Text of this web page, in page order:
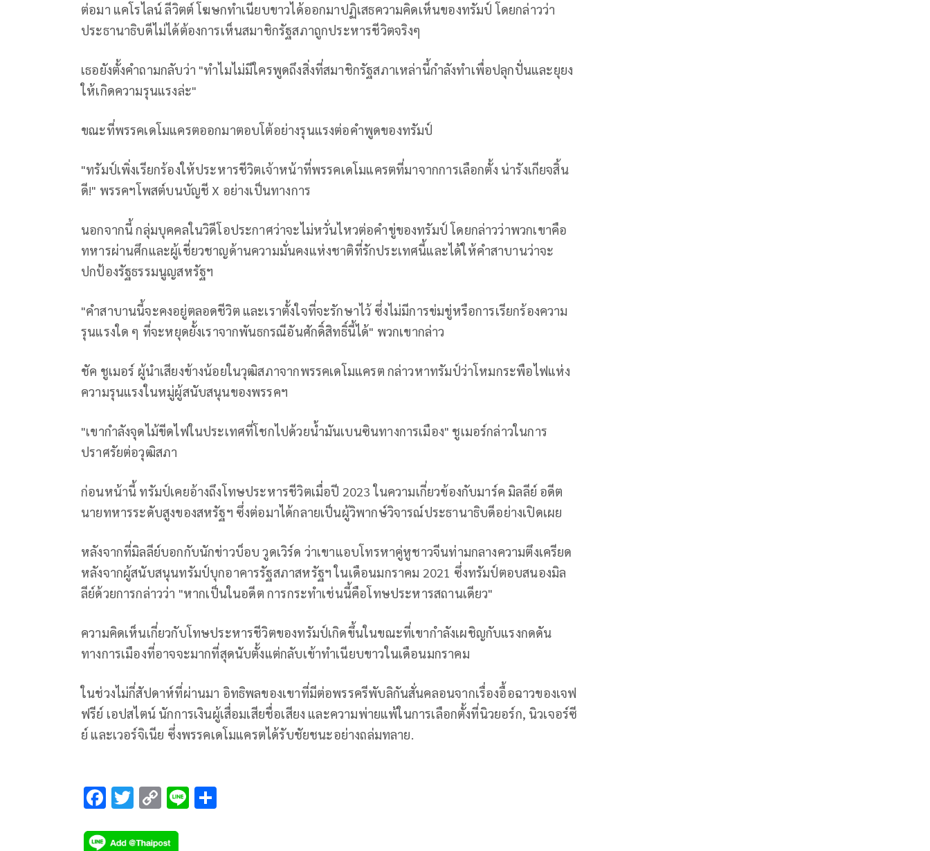
ต่อมา แคโรไลน์ ลีวิตต์ โฆษกทำเนียบขาวได้ออกมาปฏิเสธความคิดเห็นของทรัมป์ โดยกล่าวว่า
ประธานาธิบดีไม่ได้ต้องการเห็นสมาชิกรัฐสภาถูกประหารชีวิตจริงๆ
เธอยังตั้งคำถามกลับว่า "ทำไมไม่มีใครพูดถึงสิ่งที่สมาชิกรัฐสภาเหล่านี้กำลังทำเพื่อปลุกปั่นและยุยง
ให้เกิดความรุนแรงล่ะ"
ขณะที่พรรคเดโมแครตออกมาตอบโต้อย่างรุนแรงต่อคำพูดของทรัมป์
"ทรัมป์เพิ่งเรียกร้องให้ประหารชีวิตเจ้าหน้าที่พรรคเดโมแครตที่มาจากการเลือกตั้ง น่ารังเกียจสิ้น
ดี!" พรรคฯโพสต์บนบัญชี X อย่างเป็นทางการ
นอกจากนี้ กลุ่มบุคคลในวิดีโอประกาศว่าจะไม่หวั่นไหวต่อคำขู่ของทรัมป์ โดยกล่าวว่าพวกเขาคือ
ทหารผ่านศึกและผู้เชี่ยวชาญด้านความมั่นคงแห่งชาติที่รักประเทศนี้และได้ให้คำสาบานว่าจะ
ปกป้องรัฐธรรมนูญสหรัฐฯ
"คำสาบานนี้จะคงอยู่ตลอดชีวิต และเราตั้งใจที่จะรักษาไว้ ซึ่งไม่มีการข่มขู่หรือการเรียกร้องความ
รุนแรงใด ๆ ที่จะหยุดยั้งเราจากพันธกรณีอันศักดิ์สิทธิ์นี้ได้" พวกเขากล่าว
ชัค ชูเมอร์ ผู้นำเสียงข้างน้อยในวุฒิสภาจากพรรคเดโมแครต กล่าวหาทรัมป์ว่าโหมกระพือไฟแห่ง
ความรุนแรงในหมู่ผู้สนับสนุนของพรรคฯ
"เขากำลังจุดไม้ขีดไฟในประเทศที่โชกไปด้วยน้ำมันเบนซินทางการเมือง" ชูเมอร์กล่าวในการ
ปราศรัยต่อวุฒิสภา
ก่อนหน้านี้ ทรัมป์เคยอ้างถึงโทษประหารชีวิตเมื่อปี 2023 ในความเกี่ยวข้องกับมาร์ค มิลลีย์ อดีต
นายทหารระดับสูงของสหรัฐฯ ซึ่งต่อมาได้กลายเป็นผู้วิพากษ์วิจารณ์ประธานาธิบดีอย่างเปิดเผย
หลังจากที่มิลลีย์บอกกับนักข่าวบ็อบ วูดเวิร์ด ว่าเขาแอบโทรหาคู่หูชาวจีนท่ามกลางความตึงเครียด
หลังจากผู้สนับสนุนทรัมป์บุกอาคารรัฐสภาสหรัฐฯ ในเดือนมกราคม 2021 ซึ่งทรัมป์ตอบสนองมิล
ลีย์ด้วยการกล่าวว่า "หากเป็นในอดีต การกระทำเช่นนี้คือโทษประหารสถานเดียว"
ความคิดเห็นเกี่ยวกับโทษประหารชีวิตของทรัมป์เกิดขึ้นในขณะที่เขากำลังเผชิญกับแรงกดดัน
ทางการเมืองที่อาจจะมากที่สุดนับตั้งแต่กลับเข้าทำเนียบขาวในเดือนมกราคม
ในช่วงไม่กี่สัปดาห์ที่ผ่านมา อิทธิพลของเขาที่มีต่อพรรครีพับลิกันสั่นคลอนจากเรื่องอื้อฉาวของเจฟ
ฟรีย์ เอปสไตน์ นักการเงินผู้เสื่อมเสียชื่อเสียง และความพ่ายแพ้ในการเลือกตั้งที่นิวยอร์ก, นิวเจอร์ซี
ย์ และเวอร์จิเนีย ซึ่งพรรคเดโมแครตได้รับชัยชนะอย่างถล่มทลาย.
F
e
T
tt
C
p
Li